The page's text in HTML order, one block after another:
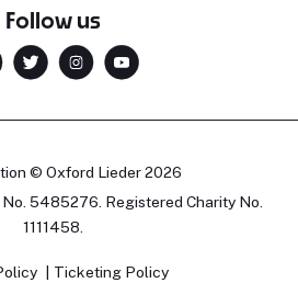
Follow us
© Oxford Lieder 2026
5485276. Registered Charity No.
1111458.
Ticketing Policy